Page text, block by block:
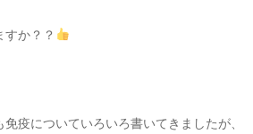
すか？？
免疫についていろいろ書いてきましたが、